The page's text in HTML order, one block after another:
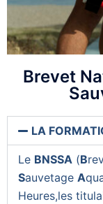
Brevet
LA
Le BNSSA (B
Sauvetage A
Heures,les